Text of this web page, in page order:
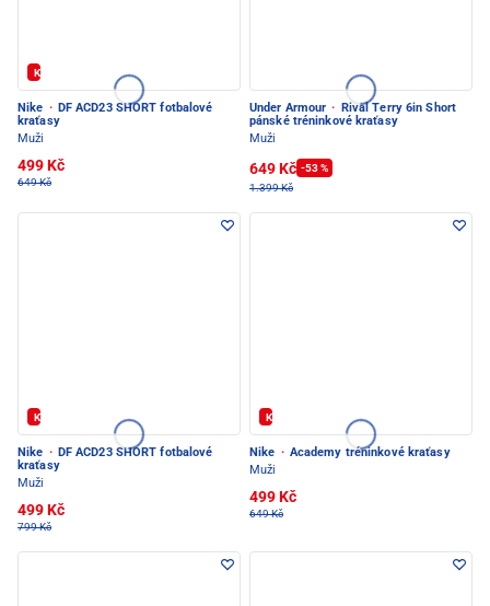
Kód: FOTBAL20
Nike · DF ACD23 SHORT fotbalové
kraťasy
Muži
499 Kč
649 Kč
Under Armour ·
Rival Terry 6in Short
pánské tréninkové kraťasy
Muži
649 Kč -53 %
1.399 Kč
Kód: FOTBAL20
Nike · DF ACD23 SHORT fotbalové
kraťasy
Muži
499 Kč
799 Kč
Kód: FOTBAL20
Nike · Academy tréninkové kraťasy
Muži
499 Kč
649 Kč